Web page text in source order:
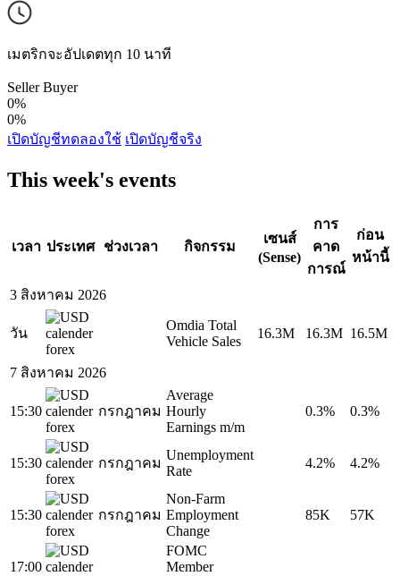
เมตริกจะอัปเดตทุก 10 นาที
Seller Buyer
0%
0%
เปิดบัญชีทดลองใช้ เปิดบัญชีจริง
This week's events
เวลา ประเทศ ช่วงเวลา กิจกรรม
เซนส์
(Sense)
การ
คาด
การณ์
ก่อน
หน้านี้
3 สิงหาคม 2026
วัน
Omdia Total
Vehicle Sales
16.3M 16.3M 16.5M
7 สิงหาคม 2026
15:30 กรกฎาคม
Average
Hourly
Earnings m/m
0.3% 0.3%
15:30 กรกฎาคม
Unemployment
Rate
4.2% 4.2%
15:30 กรกฎาคม
Non-Farm
Employment
Change
85K 57K
17:00
FOMC
Member